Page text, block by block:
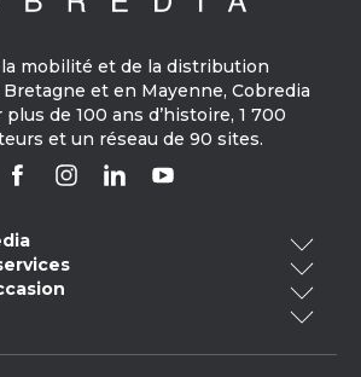
mobilité et de la distribution
et en Mayenne, Cobredia
plus de 100 ans d’histoire, 1 700
et un réseau de 90 sites.
?
électrique Toyota